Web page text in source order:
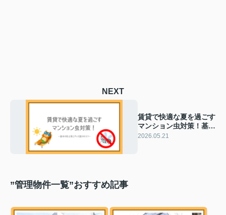
NEXT
賃貸で快適な夏を過ごす
マンション虫対策！基本
の防止策とグッズ選びの
2026.05.21
”管理物件一覧”おすすめ記事